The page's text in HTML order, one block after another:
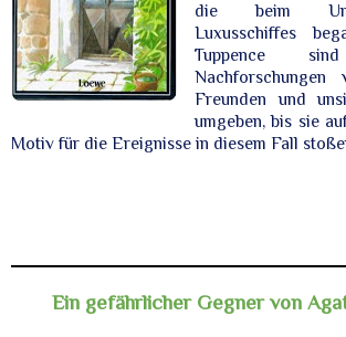
die beim
Luxusschiffes
Tuppence
Nachforschungen
Freunden und
umgeben, bis sie
Motiv für die Ereignisse in diesem Fall
Ein gefährlicher Gegner von